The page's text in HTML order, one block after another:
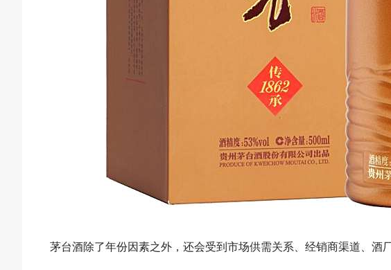
茅台酒除了年份因素之外，还会受到市场供需关系、经销商渠道、酒